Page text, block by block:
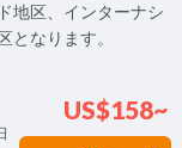
地区、インターナシ
となります。
US$158~